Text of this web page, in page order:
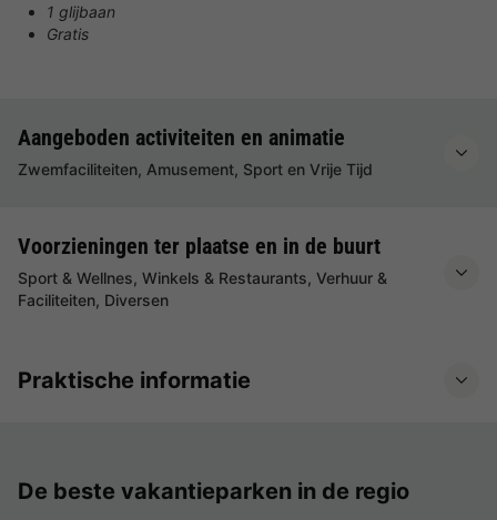
1 glijbaan
Gratis
Aangeboden activiteiten en animatie
Zwemfaciliteiten, Amusement, Sport en Vrije Tijd
Voorzieningen ter plaatse en in de buurt
Sport & Wellnes, Winkels & Restaurants, Verhuur &
Faciliteiten, Diversen
Praktische informatie
De beste vakantieparken in de regio